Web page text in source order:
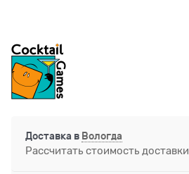
Доставка в Вологда
Рассчитать стоимость доставки